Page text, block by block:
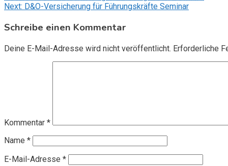
Next: D&O-Versicherung für Führungskräfte Seminar
Schreibe einen Kommentar
Deine E-Mail-Adresse wird nicht veröffentlicht. Erforderliche
Kommentar *
Name *
E-Mail-Adresse *